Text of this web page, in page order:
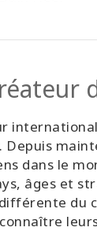
dans le
âges et
du